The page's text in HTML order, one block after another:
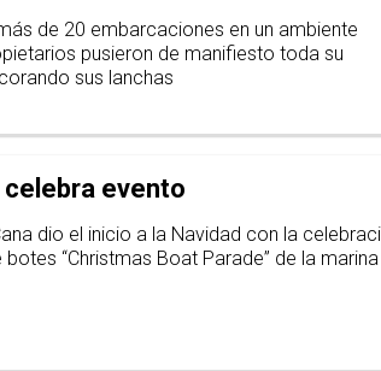
de 20 embarcaciones en un ambiente
pusieron de manifiesto toda su
sus lanchas
celebra evento
dio el inicio a la Navidad con la
“Christmas Boat Parade” de la marina